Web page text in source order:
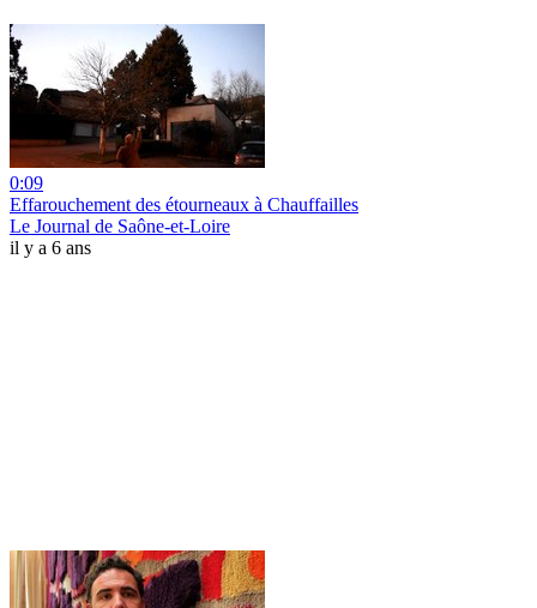
0:09
Effarouchement des étourneaux à Chauffailles
Le Journal de Saône-et-Loire
il y a 6 ans